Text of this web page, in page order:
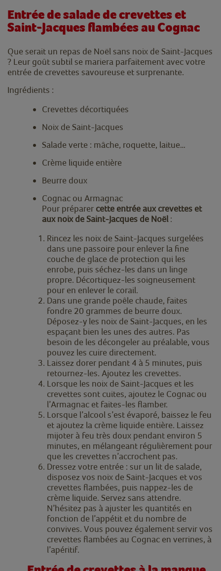
Entrée de salade de crevettes et
Saint-Jacques flambées au Cognac
Que serait un repas de Noël sans noix de Saint-Jacques
? Leur goût subtil se mariera parfaitement avec votre
entrée de crevettes savoureuse et surprenante.
Ingrédients :
Crevettes décortiquées
Noix de Saint-Jacques
Salade verte : mâche, roquette, laitue…
Crème liquide entière
Beurre doux
Cognac ou Armagnac
Pour préparer cette entrée aux crevettes et
aux noix de Saint-Jacques de Noël :
Rincez les noix de Saint-Jacques surgelées
dans une passoire pour enlever la fine
couche de glace de protection qui les
enrobe, puis séchez-les dans un linge
propre. Décortiquez-les soigneusement
pour en enlever le corail.
Dans une grande poêle chaude, faites
fondre 20 grammes de beurre doux.
Déposez-y les noix de Saint-Jacques, en les
espaçant bien les unes des autres. Pas
besoin de les décongeler au préalable, vous
pouvez les cuire directement.
Laissez dorer pendant 4 à 5 minutes, puis
retournez-les. Ajoutez les crevettes.
Lorsque les noix de Saint-Jacques et les
crevettes sont cuites, ajoutez le Cognac ou
l’Armagnac et faites-les flamber.
Lorsque l’alcool s’est évaporé, baissez le feu
et ajoutez la crème liquide entière. Laissez
mijoter à feu très doux pendant environ 5
minutes, en mélangeant régulièrement pour
que les crevettes n’accrochent pas.
Dressez votre entrée : sur un lit de salade,
disposez vos noix de Saint-Jacques et vos
crevettes flambées, puis nappez-les de
crème liquide. Servez sans attendre.
N’hésitez pas à ajuster les quantités en
fonction de l’appétit et du nombre de
convives. Vous pouvez également servir vos
crevettes flambées au Cognac en verrines, à
l’apéritif.